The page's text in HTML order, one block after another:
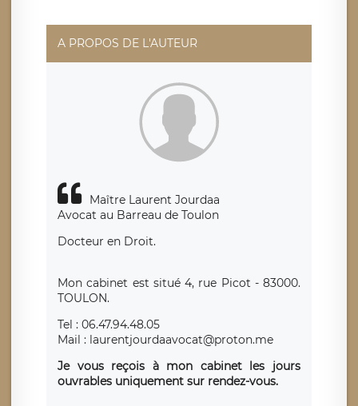
rue Léopold Sédar Senghor, joignable à l’adresse mail :
responsabledetraitement@legavox.fr. Vous avez
également le droit d’introduire une réclamation auprès
d’une autorité de contrôle.
A PROPOS DE L'AUTEUR
Maître Laurent Jourdaa
Avocat au Barreau de Toulon
Docteur en Droit.
Mon cabinet est situé 4, rue Picot - 83000.
TOULON.
Tel : 06.47.94.48.05
Mail : laurentjourdaavocat@proton.me
Je vous reçois à mon cabinet les jours
ouvrables uniquement sur rendez-vous.